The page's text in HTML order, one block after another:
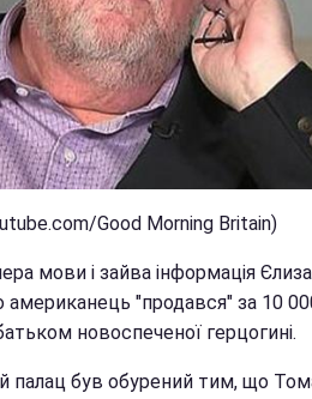
Good Morning Britain)
мови і зайва інформація
"продався" за 10
новоспеченої герцогині.
палац був обурений тим, що